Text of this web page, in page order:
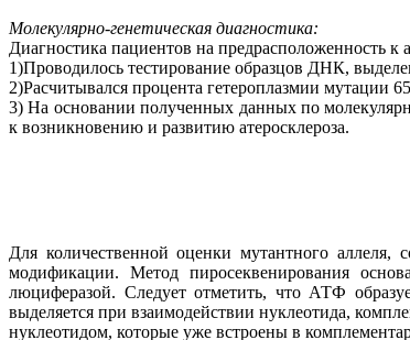
Молекулярно-генетическая диагностика:
Диагностика пациентов на предрасположенность к
1)Проводилось тестирование образцов ДНК,
2)Расчитывался процента гетероплазмии мутации
3) На основании полученных данных по
к возникновению и развитию атеросклероза.
Для количественной оценки мутантного
модификации. Метод пиросеквенирования
люциферазой. Следует отметить, что АТФ
выделяется при взаимодействии нуклеотида,
нуклеотидом, которые уже встроены в